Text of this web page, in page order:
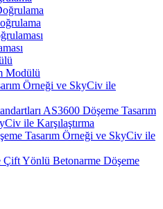
Modülü
Örneği ve SkyCiv ile
AS3600 Döşeme Tasarım
ile Karşılaştırma
Tasarım Örneği ve SkyCiv ile
Yönlü Betonarme Döşeme